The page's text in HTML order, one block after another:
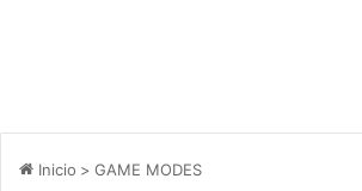
Inicio > GAME MODES